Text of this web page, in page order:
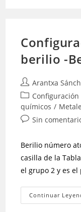
berilio -
Arantxa
químicos /
Sin
Berilio número
casilla de la
el grupo 2 y es
Continuar